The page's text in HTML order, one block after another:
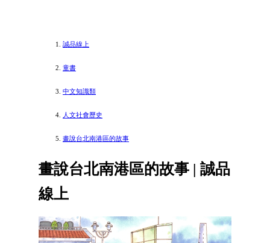
誠品線上
童書
中文知識類
人文社會歷史
畫說台北南港區的故事
畫說台北南港區的故事 | 誠品
線上